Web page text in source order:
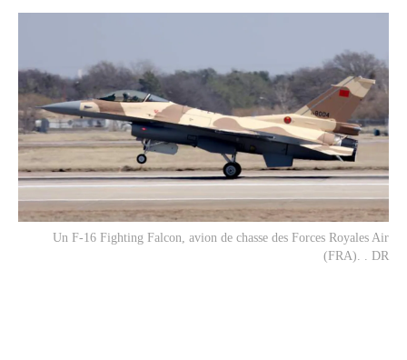
Un F-16 Fighting Falcon, avion de chasse des Forces Royales Air
(FRA). . DR